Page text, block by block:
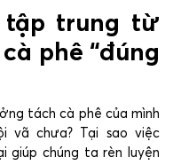
tập trung từ
phê “đúng
tách cà phê của mình
vã chưa? Tại sao việc
giúp chúng ta rèn luyện